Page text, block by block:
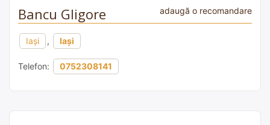
Bancu Gligore adaugă o recomandare
Iași , Iași
Telefon: 0752308141